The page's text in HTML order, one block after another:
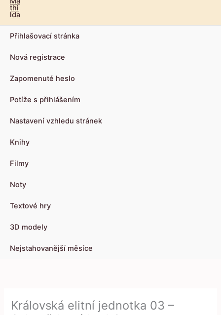
Přihlašovací stránka
Nová registrace
Zapomenuté heslo
Potíže s přihlášením
Nastavení vzhledu stránek
Knihy
Filmy
Noty
Textové hry
3D modely
Nejstahovanější měsíce
Královská elitní jednotka 03 –